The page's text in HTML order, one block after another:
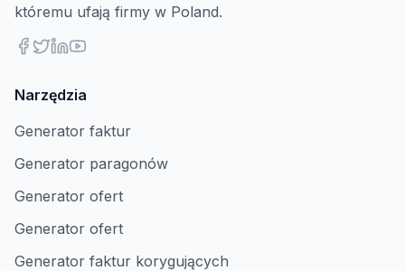
któremu ufają firmy w Poland.
Narzędzia
Generator faktur
Generator paragonów
Generator ofert
Generator ofert
Generator faktur korygujących